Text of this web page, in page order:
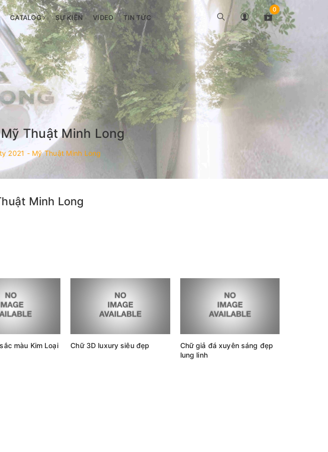
CATALOG SỰ KIỆN VIDEO TIN TỨC
0
Thuật Minh Long
2021 - Mỹ Thuật Minh Long
Minh Long
màu Kim Loại
Chữ 3D luxury siêu đẹp
Chữ giả đá xuyên sáng đẹp
lung linh